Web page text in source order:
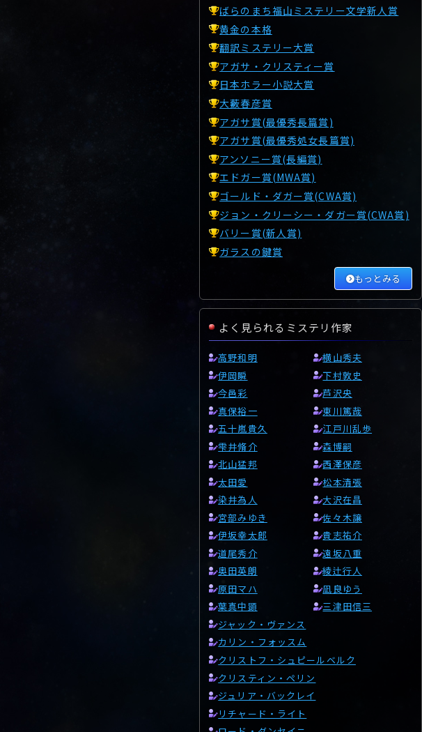
ばらのまち福山ミステリー文学新人賞
黄金の本格
翻訳ミステリー大賞
アガサ・クリスティー賞
日本ホラー小説大賞
大藪春彦賞
アガサ賞(最優秀長篇賞)
アガサ賞(最優秀処女長篇賞)
アンソニー賞(長編賞)
エドガー賞(MWA賞)
ゴールド・ダガー賞(CWA賞)
ジョン・クリーシー・ダガー賞(CWA賞)
バリー賞(新人賞)
ガラスの鍵賞
もっとみる
よく見られるミステリ作家
高野和明
横山秀夫
伊岡瞬
下村敦史
今邑彩
芦沢央
真保裕一
東川篤哉
五十嵐貴久
江戸川乱歩
雫井脩介
森博嗣
北山猛邦
西澤保彦
太田愛
松本清張
染井為人
大沢在昌
宮部みゆき
佐々木譲
伊坂幸太郎
貴志祐介
道尾秀介
遠坂八重
奥田英朗
綾辻行人
原田マハ
凪良ゆう
葉真中顕
三津田信三
ジャック・ヴァンス
カリン・フォッスム
クリストフ・シュピールベルク
クリスティン・ペリン
ジュリア・バックレイ
リチャード・ライト